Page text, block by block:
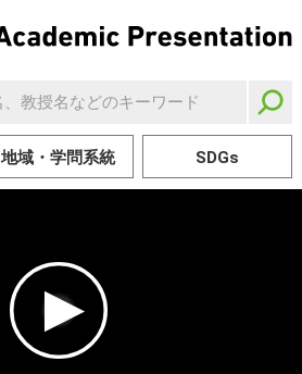
地域・学問系統 SDGs